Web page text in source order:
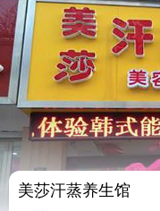
美莎汗蒸养生馆
